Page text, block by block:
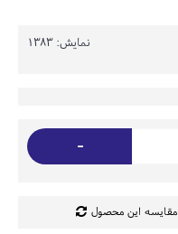
نمایش: 1383
-
مقایسه این محصول